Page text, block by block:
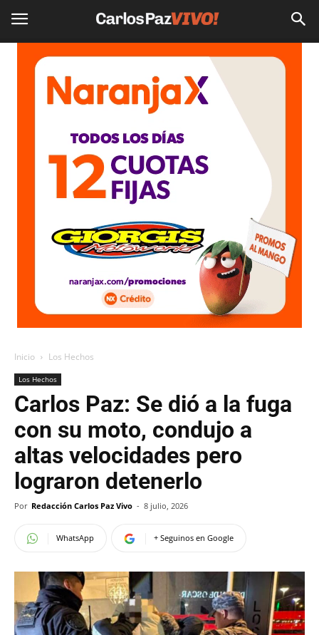
Inicio Los Hechos
Los Hechos
Carlos Paz: Se dió a la fuga
con su moto, condujo a
altas velocidades pero
lograron detenerlo
Por Redacción Carlos Paz Vivo - 8 julio, 2026
WhatsApp + Seguinos en Google